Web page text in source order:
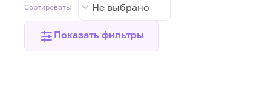
Сортировать: Не выбрано
Показать фильтры